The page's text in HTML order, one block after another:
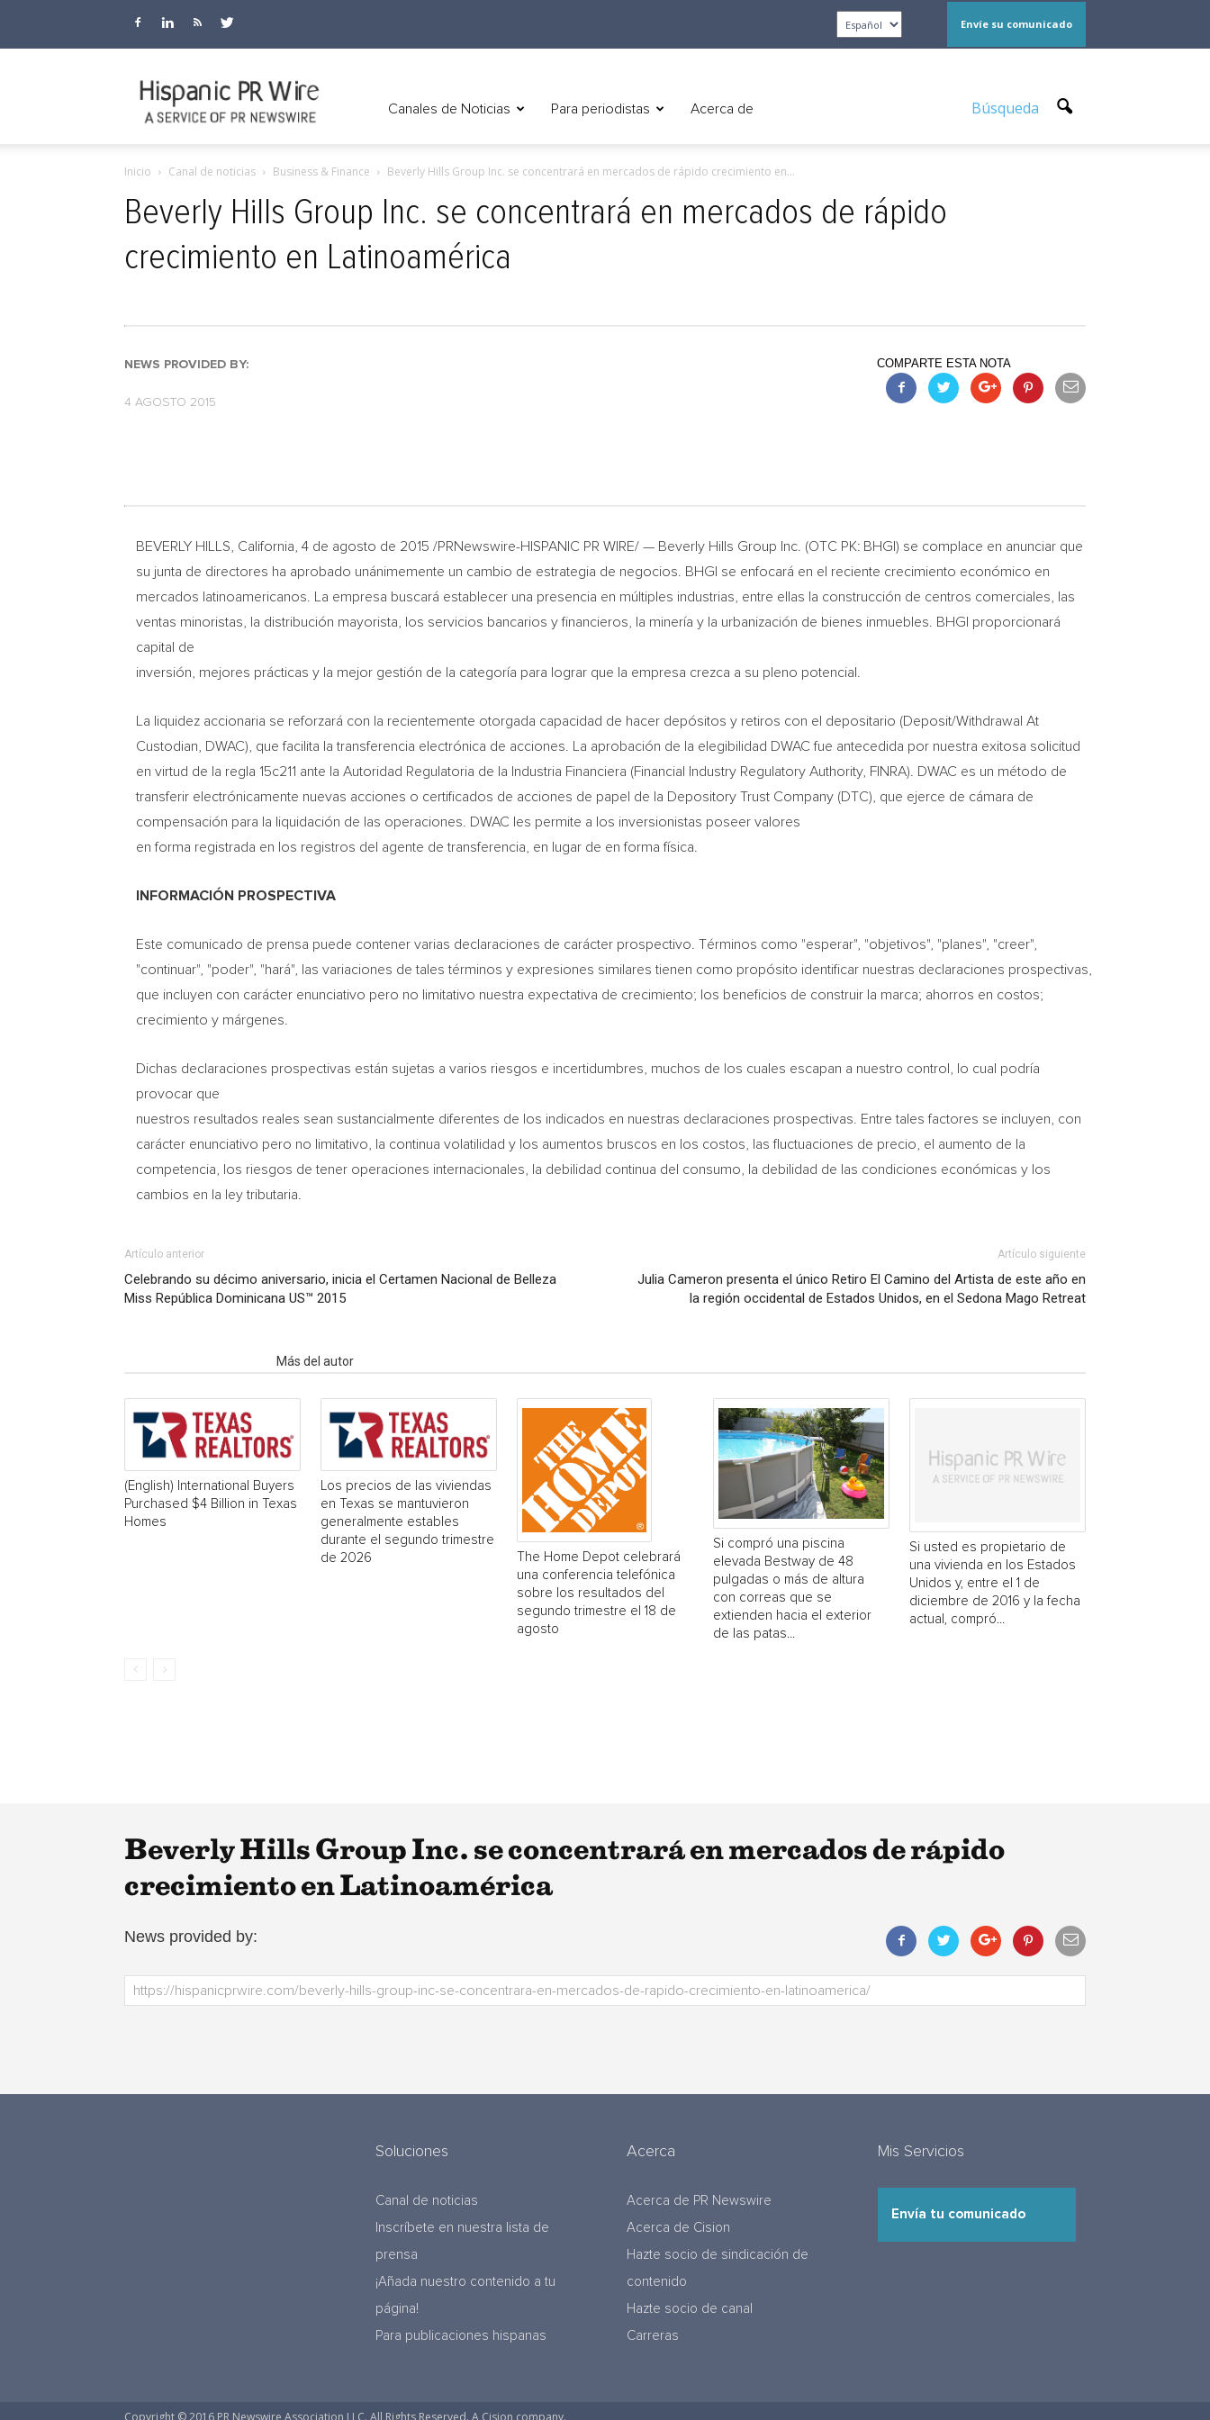
Envíe su comunicado
Canales de Noticias Para periodistas Acerca de Búsqueda
Inicio Canal de noticias Business & Finance Beverly Hills Group Inc. se concentrará en mercados de rápido crecimiento en...
Beverly Hills Group Inc. se concentrará en mercados de rápido
crecimiento en Latinoamérica
NEWS PROVIDED BY:
4 AGOSTO 2015
COMPARTE ESTA NOTA
BEVERLY HILLS, California, 4 de agosto de 2015 /PRNewswire-HISPANIC PR WIRE/ — Beverly Hills Group Inc. (OTC PK: BHGI) se complace en anunciar que
su junta de directores ha aprobado unánimemente un cambio de estrategia de negocios. BHGI se enfocará en el reciente crecimiento económico en
mercados latinoamericanos. La empresa buscará establecer una presencia en múltiples industrias, entre ellas la construcción de centros comerciales, las
ventas minoristas, la distribución mayorista, los servicios bancarios y financieros, la minería y la urbanización de bienes inmuebles. BHGI proporcionará
capital de
inversión, mejores prácticas y la mejor gestión de la categoría para lograr que la empresa crezca a su pleno potencial.
La liquidez accionaria se reforzará con la recientemente otorgada capacidad de hacer depósitos y retiros con el depositario (Deposit/Withdrawal At
Custodian, DWAC), que facilita la transferencia electrónica de acciones. La aprobación de la elegibilidad DWAC fue antecedida por nuestra exitosa solicitud
en virtud de la regla 15c211 ante la Autoridad Regulatoria de la Industria Financiera (Financial Industry Regulatory Authority, FINRA). DWAC es un método de
transferir electrónicamente nuevas acciones o certificados de acciones de papel de la Depository Trust Company (DTC), que ejerce de cámara de
compensación para la liquidación de las operaciones. DWAC les permite a los inversionistas poseer valores
en forma registrada en los registros del agente de transferencia, en lugar de en forma física.
INFORMACIÓN PROSPECTIVA
Este comunicado de prensa puede contener varias declaraciones de carácter prospectivo. Términos como "esperar", "objetivos", "planes", "creer",
"continuar", "poder", "hará", las variaciones de tales términos y expresiones similares tienen como propósito identificar nuestras declaraciones prospectivas,
que incluyen con carácter enunciativo pero no limitativo nuestra expectativa de crecimiento; los beneficios de construir la marca; ahorros en costos;
crecimiento y márgenes.
Dichas declaraciones prospectivas están sujetas a varios riesgos e incertidumbres, muchos de los cuales escapan a nuestro control, lo cual podría
provocar que
nuestros resultados reales sean sustancialmente diferentes de los indicados en nuestras declaraciones prospectivas. Entre tales factores se incluyen, con
carácter enunciativo pero no limitativo, la continua volatilidad y los aumentos bruscos en los costos, las fluctuaciones de precio, el aumento de la
competencia, los riesgos de tener operaciones internacionales, la debilidad continua del consumo, la debilidad de las condiciones económicas y los
cambios en la ley tributaria.
Artículo anterior
Celebrando su décimo aniversario, inicia el Certamen Nacional de Belleza
Miss República Dominicana US™ 2015
Artículo siguiente
Julia Cameron presenta el único Retiro El Camino del Artista de este año en
la región occidental de Estados Unidos, en el Sedona Mago Retreat
Más del autor
(English) International Buyers
Purchased $4 Billion in Texas
Homes
Los precios de las viviendas
en Texas se mantuvieron
generalmente estables
durante el segundo trimestre
de 2026
The Home Depot celebrará
una conferencia telefónica
sobre los resultados del
segundo trimestre el 18 de
agosto
Si compró una piscina
elevada Bestway de 48
pulgadas o más de altura
con correas que se
extienden hacia el exterior
de las patas...
Si usted es propietario de
una vivienda en los Estados
Unidos y, entre el 1 de
diciembre de 2016 y la fecha
actual, compró...
Beverly Hills Group Inc. se concentrará en mercados de rápido
crecimiento en Latinoamérica
News provided by:
Soluciones
Canal de noticias
Inscríbete en nuestra lista de
prensa
¡Añada nuestro contenido a tu
página!
Para publicaciones hispanas
Acerca
Acerca de PR Newswire
Acerca de Cision
Hazte socio de sindicación de
contenido
Hazte socio de canal
Carreras
Mis Servicios
Envía tu comunicado
Copyright © 2016 PR Newswire Association LLC. All Rights Reserved. A Cision company.